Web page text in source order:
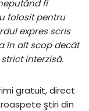
fi
folosit pentru
expres scris
în alt scop decât
interzisă.
gratuit, direct
ştiri din